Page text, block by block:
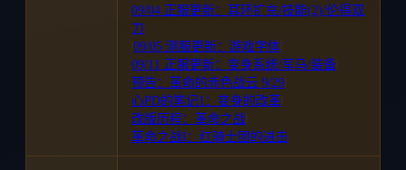
09/04 正服更新：耳环扩充/技能(2)/伦得双
刀
09/05 测服更新：游戏字体
09/11 正服更新：变身系统/军马/装备
预告：革命的赤色战云 9/29
心PD的笔记1：变身的改革
改版历程：革命之战
革命之战I：红骑士团的进击